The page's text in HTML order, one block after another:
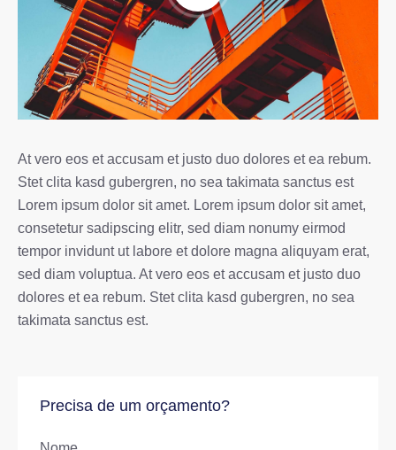
At vero eos et accusam et justo duo dolores et ea rebum.
Stet clita kasd gubergren, no sea takimata sanctus est
Lorem ipsum dolor sit amet. Lorem ipsum dolor sit amet,
consetetur sadipscing elitr, sed diam nonumy eirmod
tempor invidunt ut labore et dolore magna aliquyam erat,
sed diam voluptua. At vero eos et accusam et justo duo
dolores et ea rebum. Stet clita kasd gubergren, no sea
takimata sanctus est.
Precisa de um orçamento?